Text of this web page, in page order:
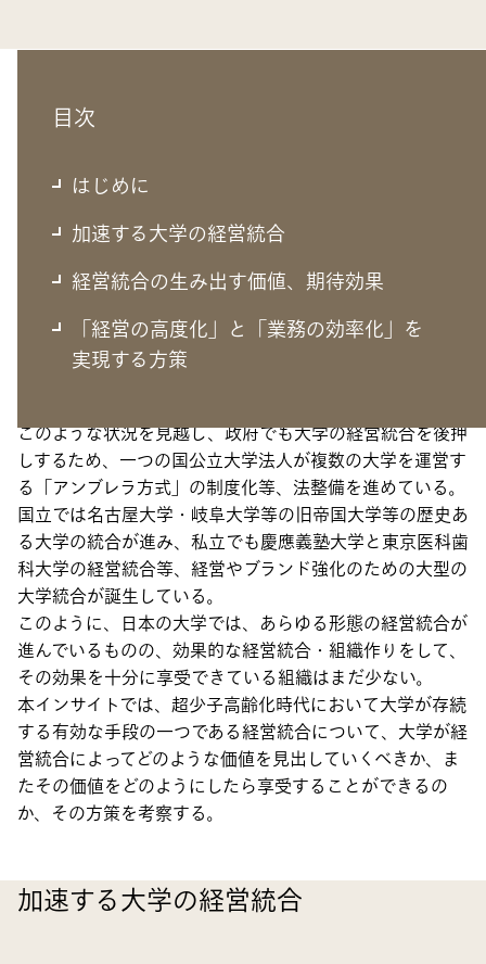
目次
はじめに
加速する大学の経営統合
経営統合の生み出す価値、期待効果
「経営の高度化」と「業務の効率化」を
実現する方策
はじめに
本格的な少子高齢化社会に突入し、就学人口の減少を受け
このような状況を見越し、政府でも大学の経営統合を後押
しするため、一つの国公立大学法人が複数の大学を運営す
る「アンブレラ方式」の制度化等、法整備を進めている。
国立では名古屋大学・岐阜大学等の旧帝国大学等の歴史あ
る大学の統合が進み、私立でも慶應義塾大学と東京医科歯
科大学の経営統合等、経営やブランド強化のための大型の
大学統合が誕生している。
このように、日本の大学では、あらゆる形態の経営統合が
進んでいるものの、効果的な経営統合・組織作りをして、
その効果を十分に享受できている組織はまだ少ない。
本インサイトでは、超少子高齢化時代において大学が存続
する有効な手段の一つである経営統合について、大学が経
営統合によってどのような価値を見出していくべきか、ま
たその価値をどのようにしたら享受することができるの
か、その方策を考察する。
加速する大学の経営統合